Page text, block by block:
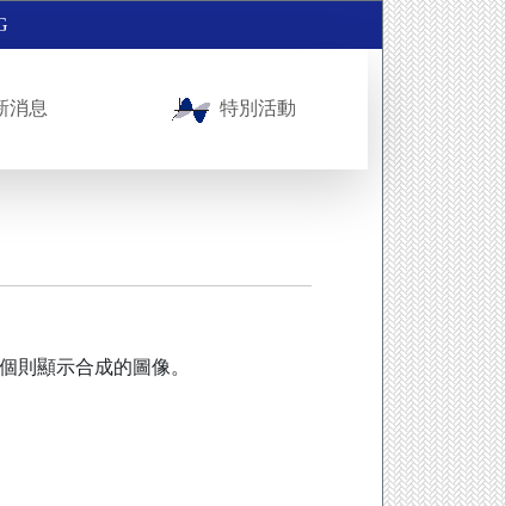
消息 特別活動
則顯示合成的圖像。